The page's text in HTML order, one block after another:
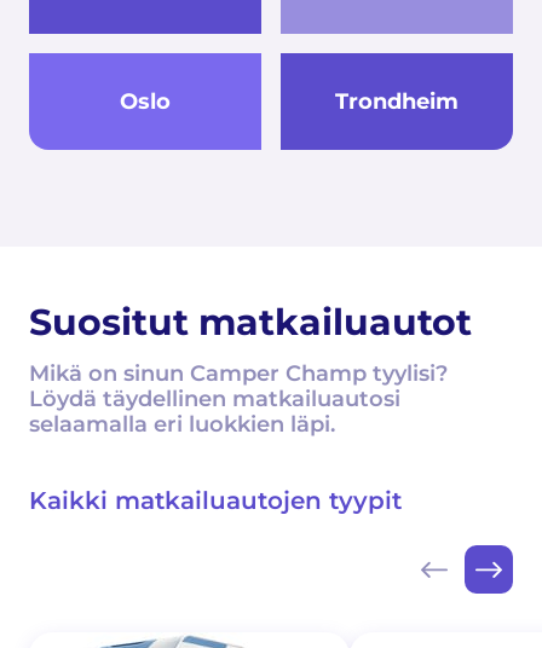
Oslo Trondheim
Suositut matkailuautot
Mikä on sinun Camper Champ tyylisi?
Löydä täydellinen matkailuautosi
selaamalla eri luokkien läpi.
Kaikki matkailuautojen tyypit